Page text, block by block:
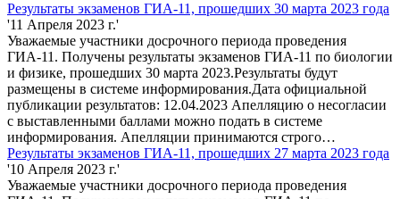
Результаты экзаменов ГИА-11, прошедших 30 марта 2023 года
'11 Апреля 2023 г.'
Уважаемые участники досрочного периода проведения
ГИА-11. Получены результаты экзаменов ГИА-11 по биологии
и физике, прошедших 30 марта 2023.Результаты будут
размещены в системе информирования.Дата официальной
публикации результатов: 12.04.2023 Апелляцию о несогласии
с выставленными баллами можно подать в системе
информирования. Апелляции принимаются строго…
Результаты экзаменов ГИА-11, прошедших 27 марта 2023 года
'10 Апреля 2023 г.'
Уважаемые участники досрочного периода проведения